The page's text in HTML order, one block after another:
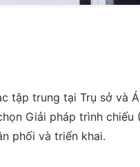
tập trung tại Trụ sở và
Giải pháp trình chiếu
phối và triển khai.